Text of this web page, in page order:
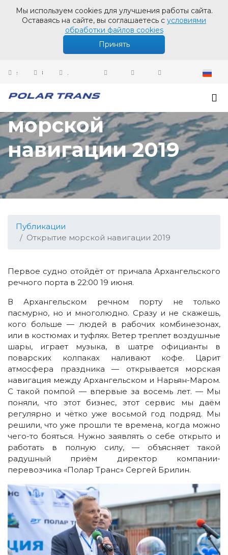
Мы используем cookies для улучшения работы сайта.
Оставаясь на сайте, вы соглашаетесь с условиями
обработки файлов cookies
Принять
sales@polartrans.ru
8 800 100 87 64
Личный кабинет
Открытие
морской
навигации 2019
Публикации
Открытие морской навигации 2019
Первое судно отойдёт от причала Архангельского
речного порта в 22:00 19 июня.
В Архангельском речном порту не только
пасмурно, но и многолюдно. Сразу и не скажешь,
кого больше — людей в рабочих комбинезонах,
или в костюмах и туфлях. Ветер треплет воздушные
шары, играет музыка, в шатре официанты в
поварских колпаках наливают кофе. Царит
атмосфера праздника — открывается морская
навигация между Архангельском и Нарьян-Маром.
С такой помпой — впервые за восемь лет. — Мы
поняли, что этот бизнес, этот сервис мы даём
регулярно и чётко уже восьмой год подряд. Мы
решили, что уже прошли те времена, когда можно
чего-то бояться. Нужно заявлять о себе открыто и
работать в полную силу, — объясняет такой
радушный приём директор компании-
перевозчика «Полар Транс» Сергей Брилин.